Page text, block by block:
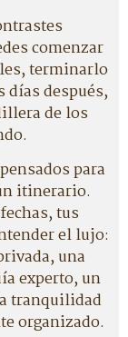
comenzar
terminarlo
días después,
de los
para
itinerario.
tus
el lujo:
una
experto, un
tranquilidad
organizado.